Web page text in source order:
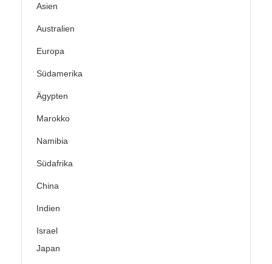
Asien
Australien
Europa
Südamerika
Ägypten
Marokko
Namibia
Südafrika
China
Indien
Israel
Japan